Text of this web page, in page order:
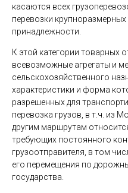
касаются всех
перевозки
принадлежности.
К этой категории товарных
всевозможные агрегаты и
сельскохозяйственного
характеристики и форма
разрешенных для
перевозка грузов, в т.ч. из
другим маршрутам
требующих постоянного
грузоотправителя, в том
его перемещения по
государства.